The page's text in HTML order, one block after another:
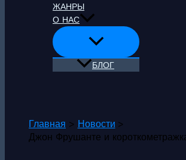
ЖАНРЫ
О НАС
БЛОГ
Главная
Новости
Джон Фрушанте и